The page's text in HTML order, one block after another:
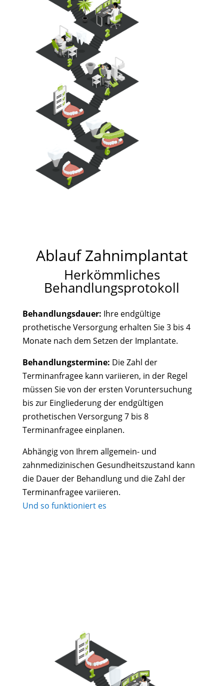
Ablauf Zahnimplantat
Herkömmliches
Behandlungsprotokoll
Behandlungsdauer: Ihre endgültige
prothetische Versorgung erhalten Sie 3 bis 4
Monate nach dem Setzen der Implantate.
Behandlungstermine: Die Zahl der
Terminanfragee kann variieren, in der Regel
müssen Sie von der ersten Voruntersuchung
bis zur Eingliederung der endgültigen
prothetischen Versorgung 7 bis 8
Terminanfragee einplanen.
Abhängig von Ihrem allgemein- und
zahnmedizinischen Gesundheitszustand kann
die Dauer der Behandlung und die Zahl der
Terminanfragee variieren.
Und so funktioniert es